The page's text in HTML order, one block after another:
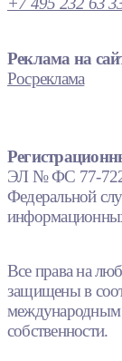
Реклама на
Росреклама
ЭЛ № ФС 77-
Федеральной
Все права на
защищены в
международным
собственности.